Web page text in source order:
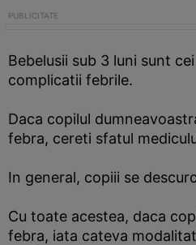
Bebelusii sub 3 luni sunt
complicatii febrile.
Daca copilul
febra, cereti sfatul
In general, copiii se
Cu toate acestea, daca
febra, iata cateva